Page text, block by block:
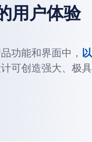
用户体验
功能和界面中，
可创造强大、极